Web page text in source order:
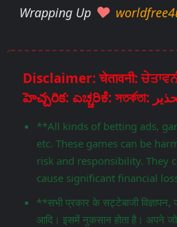
Wrapping Up
Disclaimer: चेतावनी:
**All kinds of betting ads,
etc. These games can be
risk and responsibility. They
cause significant financial
**सभी प्रकार के सट्टेबाजी विज्ञापन,
आदि। इसमें नुकसान होता है। अपने